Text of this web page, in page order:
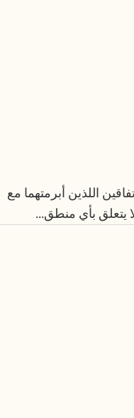
الخرافي برقم 14، إذا نظرنا في الاتفاقين اللذين أبرمتهما مع
يتعلق بأي منطق...